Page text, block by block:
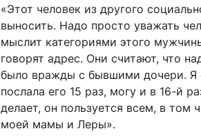
«Этот человек из другого
выносить. Надо просто уважать
мыслит категориями этого
говорят адрес. Они считают, что
было вражды с бывшими дочери. Я
послала его 15 раз, могу и в 16-й
делает, он пользуется всем, в
моей мамы и Леры».